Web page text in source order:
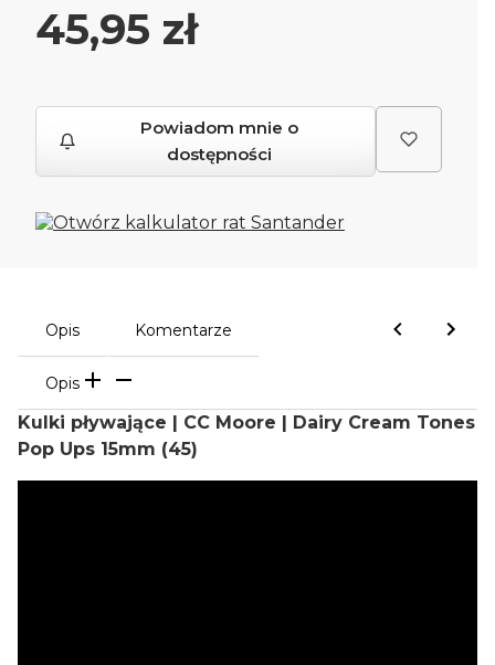
Cena
45,95 zł
Powiadom mnie o
dostępności
Opis Komentarze
Opis
Kulki pływające | CC Moore | Dairy Cream Tones
Pop Ups 15mm (45)